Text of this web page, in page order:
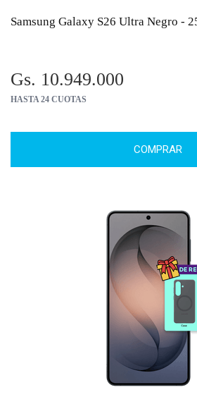
Samsung Galaxy S26 Ultra Negro -
Gs. 10.949.000
HASTA 24 CUOTAS
COMPRAR